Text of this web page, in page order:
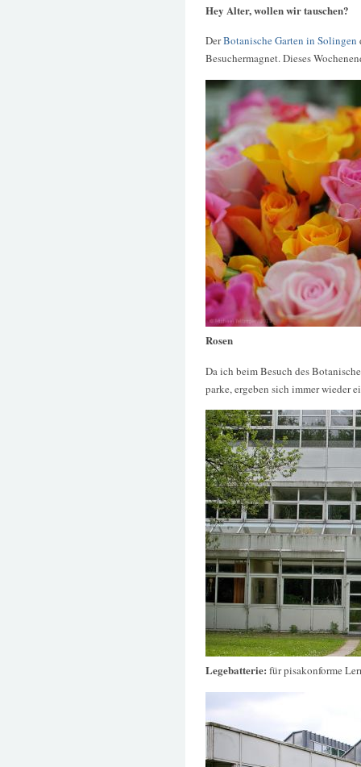
Hey Alter, wollen wir tauschen?
DerBotanische Garten in Solingen
Besuchermagnet. Dieses
Rosen
Da ich beim Besuch des
parke, ergeben sich immer wieder
Legebatterie: für pisakonforme